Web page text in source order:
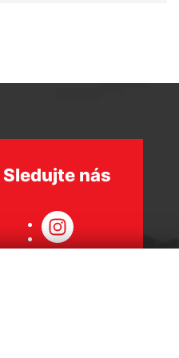
Sledujte nás